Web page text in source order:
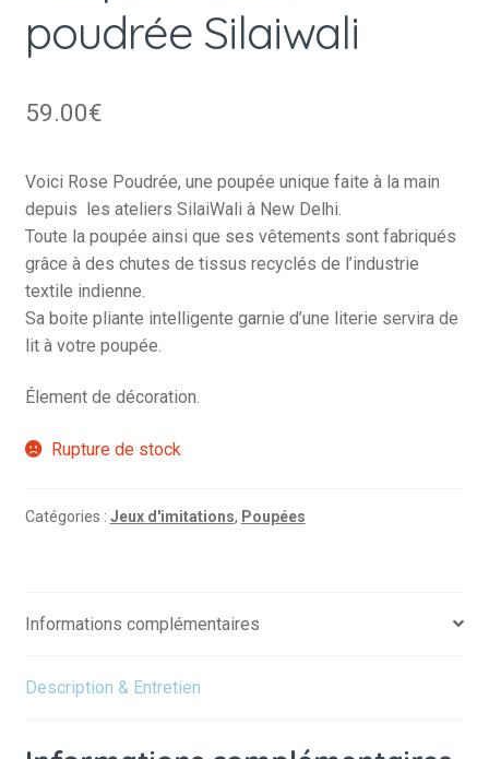
poudrée Silaiwali
59.00€
Voici Rose Poudrée, une poupée unique faite à la main
depuis les ateliers SilaiWali à New Delhi.
Toute la poupée ainsi que ses vêtements sont fabriqués
grâce à des chutes de tissus recyclés de l’industrie
textile indienne.
Sa boite pliante intelligente garnie d’une literie servira de
lit à votre poupée.
Élement de décoration.
Rupture de stock
Catégories : Jeux d'imitations, Poupées
Informations complémentaires
Description & Entretien